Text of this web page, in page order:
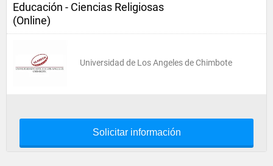
Educación - Ciencias Religiosas
(Online)
Universidad de Los Angeles de Chimbote
Solicitar información